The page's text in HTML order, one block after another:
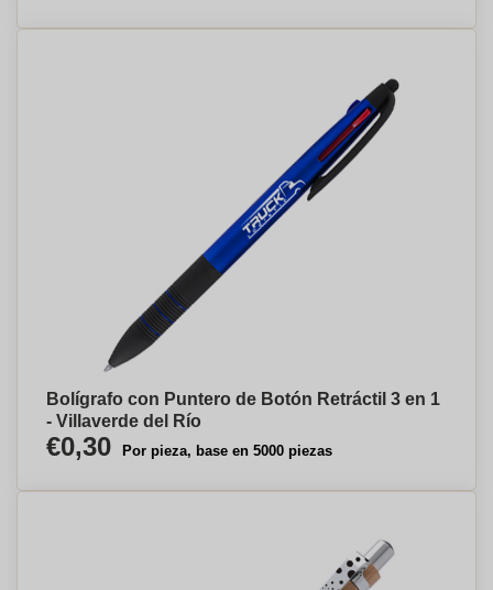
Bolígrafo con Puntero de Botón Retráctil 3 en 1
- Villaverde del Río
€0,30 Por pieza, base en 5000 piezas